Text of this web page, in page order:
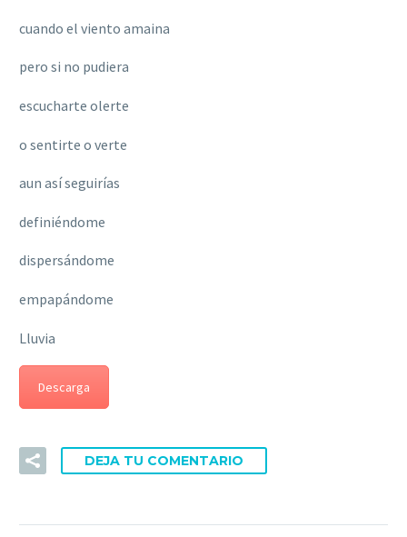
cuando el viento amaina
pero si no pudiera
escucharte olerte
o sentirte o verte
aun así seguirías
definiéndome
dispersándome
empapándome
Lluvia
Descarga
DEJA TU COMENTARIO